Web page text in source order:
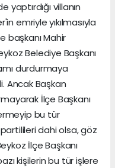
yaptırdığı villanın
emriyle yıkılmasıyla
başkanı Mahir
Belediye Başkanı
durdurmaya
Ancak Başkan
İlçe Başkanı
bu tür
dahi olsa, göz
İlçe Başkanı
kişilerin bu tür işlere